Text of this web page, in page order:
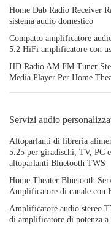
Home Dab Radio Receiver
sistema audio domestico
Compatto amplificatore
5.2 HiFi amplificatore con
HD Radio AM FM Tuner
Media Player Per Home
Servizi audio
Altoparlanti di libreria
5.25 per giradischi, TV, PC
altoparlanti Bluetooth TWS
Home Theater Bluetooth
Amplificatore di canale con
Amplificatore audio stereo
di amplificatore di potenza a